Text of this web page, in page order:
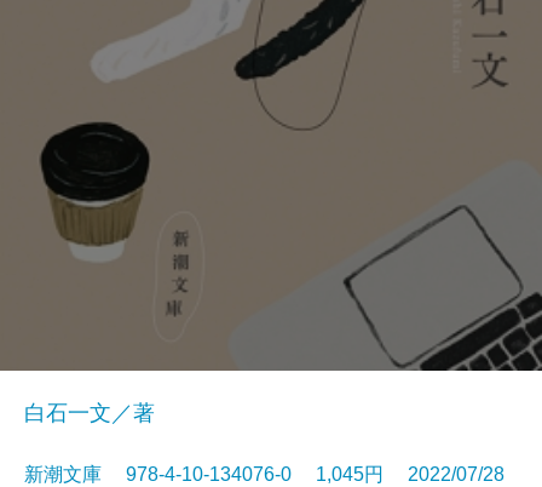
白石一文／著
新潮文庫 978-4-10-134076-0 1,045円 2022/07/28